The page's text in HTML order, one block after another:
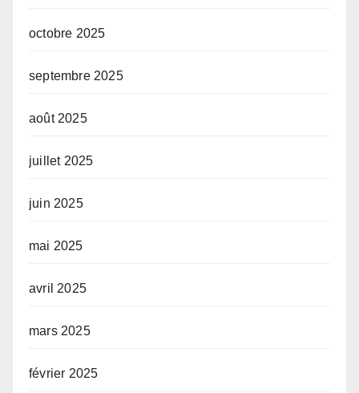
octobre 2025
septembre 2025
août 2025
juillet 2025
juin 2025
mai 2025
avril 2025
mars 2025
février 2025